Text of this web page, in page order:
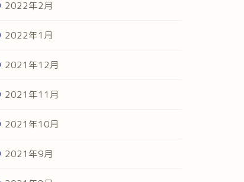
2022年2月
2022年1月
2021年12月
2021年11月
2021年10月
2021年9月